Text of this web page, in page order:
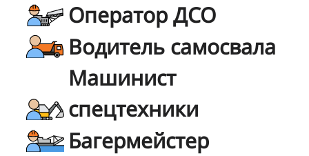
Оператор ДСО
Водитель самосвала
Машинист
спецтехники
Багермейстер